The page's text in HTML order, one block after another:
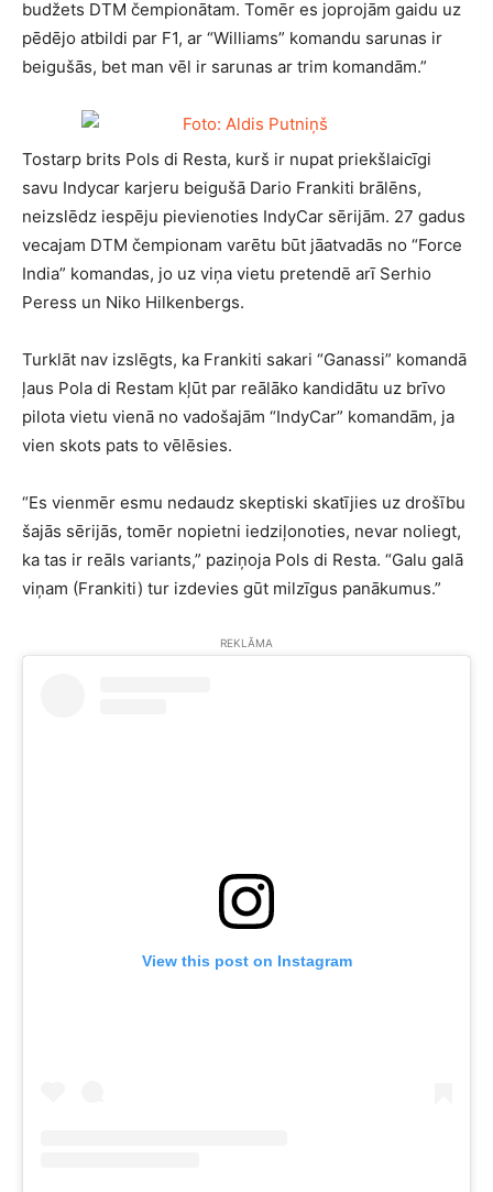
budžets DTM čempionātam. Tomēr es joprojām gaidu uz
pēdējo atbildi par F1, ar “Williams” komandu sarunas ir
beigušās, bet man vēl ir sarunas ar trim komandām.”
Tostarp brits Pols di Resta, kurš ir nupat priekšlaicīgi
savu Indycar karjeru beigušā Dario Frankiti brālēns,
neizslēdz iespēju pievienoties IndyCar sērijām. 27 gadus
vecajam DTM čempionam varētu būt jāatvadās no “Force
India” komandas, jo uz viņa vietu pretendē arī Serhio
Peress un Niko Hilkenbergs.
Turklāt nav izslēgts, ka Frankiti sakari “Ganassi” komandā
ļaus Pola di Restam kļūt par reālāko kandidātu uz brīvo
pilota vietu vienā no vadošajām “IndyCar” komandām, ja
vien skots pats to vēlēsies.
“Es vienmēr esmu nedaudz skeptiski skatījies uz drošību
šajās sērijās, tomēr nopietni iedziļonoties, nevar noliegt,
ka tas ir reāls variants,” paziņoja Pols di Resta. “Galu galā
viņam (Frankiti) tur izdevies gūt milzīgus panākumus.”
REKLĀMA
View this post on Instagram